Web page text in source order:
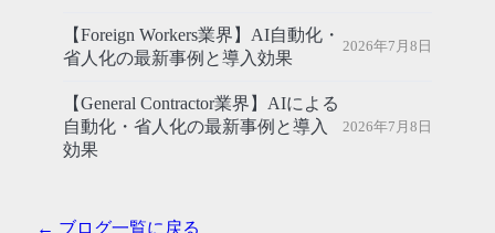
【Foreign Workers業界】AI自動化・
省人化の最新事例と導入効果
2026年7月8日
【General Contractor業界】AIによる
自動化・省人化の最新事例と導入
効果
2026年7月8日
← ブログ一覧に戻る